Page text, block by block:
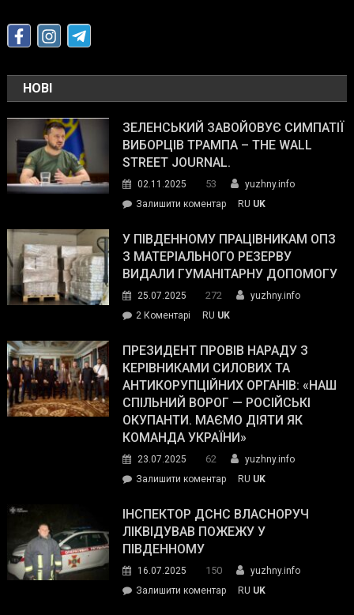
НОВІ
ЗЕЛЕНСЬКИЙ ЗАВОЙОВУЄ СИМПАТІЇ
ВИБОРЦІВ ТРАМПА – THE WALL
STREET JOURNAL.
02.11.2025 53
yuzhny.info
Залишити коментарon
завойовує
симпатії
виборців
The
Street
Journal.
RU UK
У ПІВДЕННОМУ ПРАЦІВНИКАМ ОПЗ
З МАТЕРІАЛЬНОГО РЕЗЕРВУ
ВИДАЛИ ГУМАНІТАРНУ ДОПОМОГУ
25.07.2025 272
yuzhny.info
2 Коментарі
Південному
працівникам
ОПЗ
з
матеріального
резерву
гуманітарну
допомогу
RU UK
ПРЕЗИДЕНТ ПРОВІВ НАРАДУ З
КЕРІВНИКАМИ СИЛОВИХ ТА
АНТИКОРУПЦІЙНИХ ОРГАНІВ: «НАШ
СПІЛЬНИЙ ВОРОГ — РОСІЙСЬКІ
ОКУПАНТИ. МАЄМО ДІЯТИ ЯК
КОМАНДА УКРАЇНИ»
23.07.2025 62
yuzhny.info
Залишити коментарon
провів
нараду
силових
та
RU UK
ІНСПЕКТОР ДСНС ВЛАСНОРУЧ
ЛІКВІДУВАВ ПОЖЕЖУ У
ПІВДЕННОМУ
16.07.2025 150
yuzhny.info
Залишити коментарon
RU UK